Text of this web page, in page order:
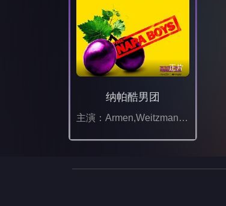
正片
纳帕酷男团
主演：Armen,Weitzman,尼克·科里罗西,Vanessa,Chester